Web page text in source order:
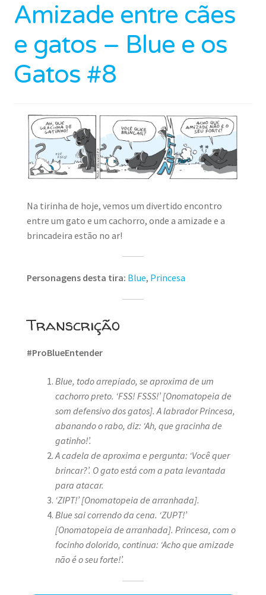
Amizade entre cães
e gatos – Blue e os
Gatos #8
Na tirinha de hoje, vemos um divertido encontro
entre um gato e um cachorro, onde a amizade e a
brincadeira estão no ar!
Personagens desta tira: Blue, Princesa
Transcrição
#ProBlueEntender
Blue, todo arrepiado, se aproxima de um
cachorro preto. ‘FSS! FSSS!’[Onomatopeia de
som defensivo dos gatos]. Alabrador Princesa,
abanando o rabo, diz: ‘Ah, que gracinha de
gatinho!’.
A cadela de aproxima e pergunta: ‘Você quer
brincar?’. O gato está com a pata levantada
para atacar.
‘ZIPT!’ [Onomatopeia de arranhada].
Blue sai correndo da cena. ‘ZUPT!’
[Onomatopeia de arranhada]. Princesa, com o
focinho dolorido, continua: ‘Acho que amizade
não é o seu forte!’.